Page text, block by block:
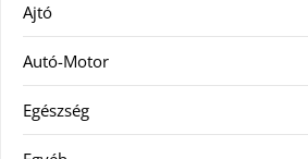
Ajtó
Autó-Motor
Egészség